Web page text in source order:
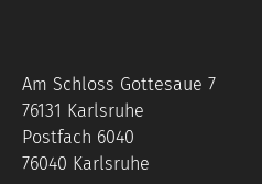
Am Schloss Gottesaue 7
76131 Karlsruhe
Postfach 6040
76040 Karlsruhe